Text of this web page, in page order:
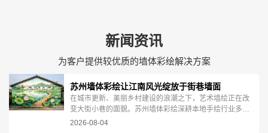
新闻资讯
为客户提供较优质的墙体彩绘解决方案
苏州墙体彩绘让江南风光绽放于街巷墙面
在城市更新、美丽乡村建设的浪潮之下，艺术墙绘正在改
变大街小巷的面貌。苏州墙体彩绘深耕本地手绘行业多
年，集结专业美术画师团队，专注各类大型墙体手绘项
2026-08-04